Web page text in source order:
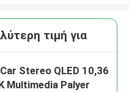
τιμή για
Stereo QLED 10,36
Multimedia Palyer